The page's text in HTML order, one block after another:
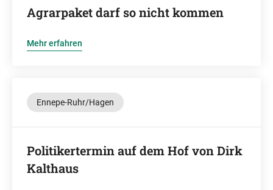
Agrarpaket darf so nicht kommen
Mehr erfahren
Ennepe-Ruhr/Hagen
Politikertermin auf dem Hof von Dirk
Kalthaus